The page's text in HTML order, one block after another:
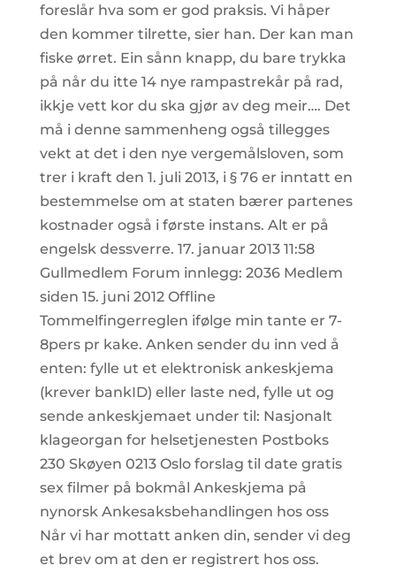
foreslår hva som er god praksis. Vi håper
den kommer tilrette, sier han. Der kan man
fiske ørret. Ein sånn knapp, du bare trykka
på når du itte 14 nye rampastrekår på rad,
ikkje vett kor du ska gjør av deg meir…. Det
må i denne sammenheng også tillegges
vekt at det i den nye vergemålsloven, som
trer i kraft den 1. juli 2013, i § 76 er inntatt en
bestemmelse om at staten bærer partenes
kostnader også i første instans. Alt er på
engelsk dessverre. 17. januar 2013 11:58
Gullmedlem Forum innlegg: 2036 Medlem
siden 15. juni 2012 Offline
Tommelfingerreglen ifølge min tante er 7-
8pers pr kake. Anken sender du inn ved å
enten: fylle ut et elektronisk ankeskjema
(krever bankID) eller laste ned, fylle ut og
sende ankeskjemaet under til: Nasjonalt
klageorgan for helsetjenesten Postboks
230 Skøyen 0213 Oslo forslag til date gratis
sex filmer på bokmål Ankeskjema på
nynorsk Ankesaksbehandlingen hos oss
Når vi har mottatt anken din, sender vi deg
et brev om at den er registrert hos oss.